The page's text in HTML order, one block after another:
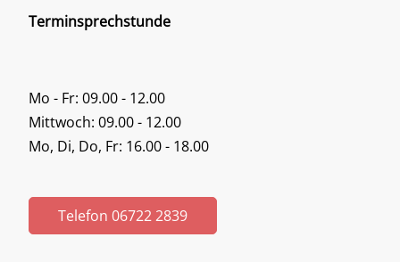
Terminsprechstunde
Mo - Fr: 09.00 - 12.00
Mittwoch: 09.00 - 12.00
Mo, Di, Do, Fr: 16.00 - 18.00
Telefon 06722 2839